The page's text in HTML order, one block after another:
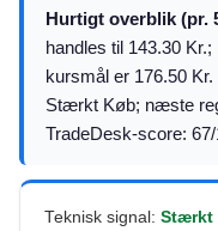
Hurtigt overblik (pr.
handles til 143.30
kursmål er 176.50
Stærkt Køb; næste
TradeDesk-score:
Teknisk signal: Stærkt